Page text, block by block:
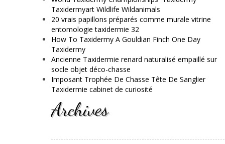
Taxidermyart Wildlife Wildanimals
20 vrais papillons préparés comme murale vitrine
entomologie taxidermie 32
How To Taxidermy A Gouldian Finch One Day
Taxidermy
Ancienne Taxidermie renard naturalisé empaillé sur
socle objet déco-chasse
Imposant Trophée De Chasse Tête De Sanglier
Taxidermie cabinet de curiosité
Archives